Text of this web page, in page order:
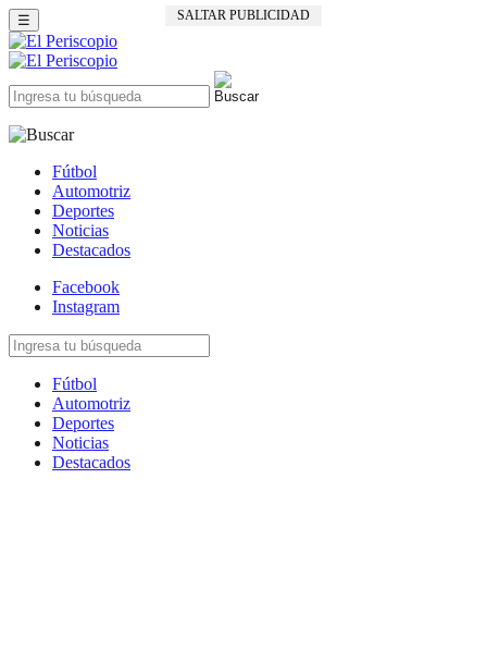
SALTAR PUBLICIDAD
☰
Fútbol
Automotriz
Deportes
Noticias
Destacados
Facebook
Instagram
Fútbol
Automotriz
Deportes
Noticias
Destacados